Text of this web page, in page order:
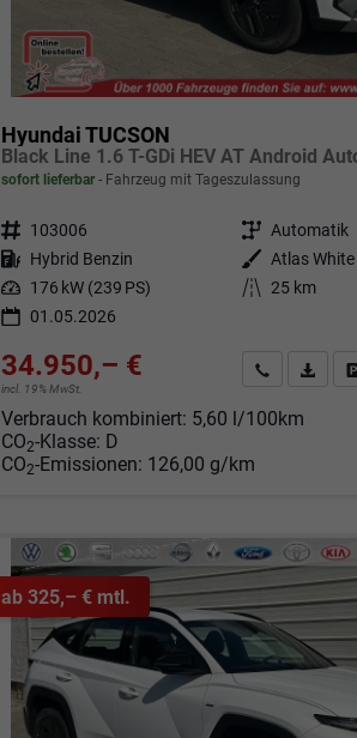
Hyundai TUCSON
sofort lieferbar Fahrzeug mit Tageszulassung
Fahrzeugnr. 103006 Getriebe Automatik
Kraftstoff Hybrid Benzin Außenfarbe Atlas White
Leistung 176 kW (239 PS) Kilometerstand 25 km
01.05.2026
34.950,– €
incl. 19% MwSt.
Angebot
Verbrauch kombiniert: 5,60 l/100km
CO2-Klasse: D
CO2-Emissionen: 126,00 g/km
ab 325,– € mtl.